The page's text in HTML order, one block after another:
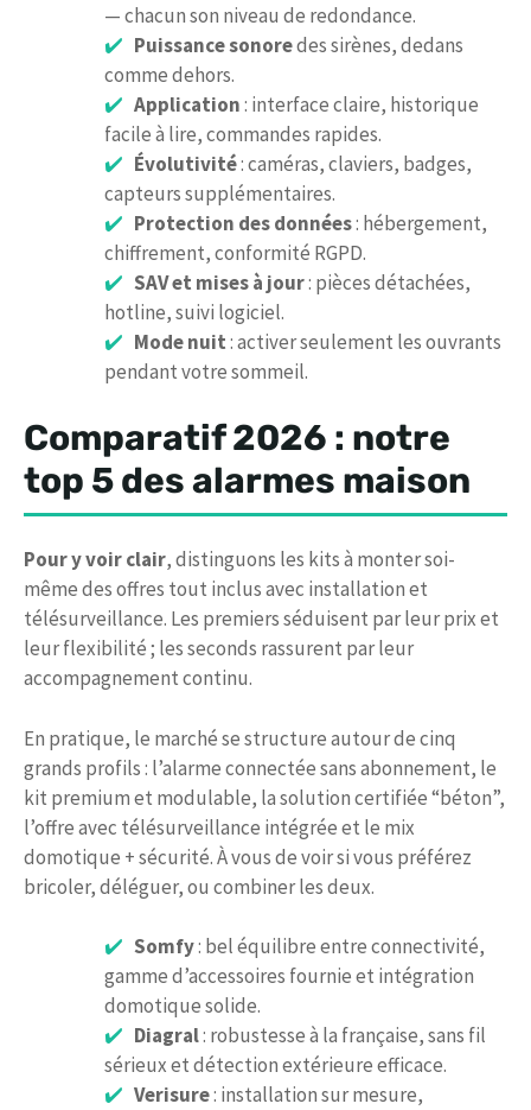
— chacun son niveau de redondance.
Puissance sonoredes sirènes, dedans
comme dehors.
Application: interface claire, historique
facile à lire, commandes rapides.
Évolutivité: caméras, claviers, badges,
capteurs supplémentaires.
Protection des données: hébergement,
chiffrement, conformité RGPD.
SAV et mises à jour: pièces détachées,
hotline, suivi logiciel.
Mode nuit: activer seulement les ouvrants
pendant votre sommeil.
Comparatif 2026 : notre
top 5 des alarmes maison
Pour y voir clair, distinguons les kits à monter soi-
même des offres tout inclus avec installation et
télésurveillance. Les premiers séduisent par leur prix et
leur flexibilité ; les seconds rassurent par leur
accompagnement continu.
En pratique, le marché se structure autour de cinq
grands profils : l’alarme connectée sans abonnement, le
kit premium et modulable, la solution certifiée “béton”,
l’offre avec télésurveillance intégrée et le mix
domotique + sécurité. À vous de voir si vous préférez
bricoler, déléguer, ou combiner les deux.
Somfy: bel équilibre entre connectivité,
gamme d’accessoires fournie et intégration
domotique solide.
Diagral: robustesse à la française, sans fil
sérieux et détection extérieure efficace.
Verisure: installation sur mesure,